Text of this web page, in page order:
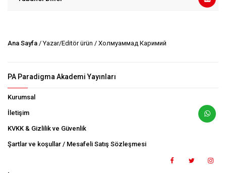
Ana Sayfa / Yazar/Editör ürün / Холмуҳаммад Каримий
PA Paradigma Akademi Yayınları
Kurumsal
İletişim
KVKK & Gizlilik ve Güvenlik
Şartlar ve koşullar / Mesafeli Satış Sözleşmesi